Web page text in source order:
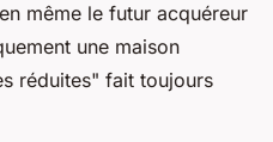
même le futur acquéreur
une maison
réduites" fait toujours